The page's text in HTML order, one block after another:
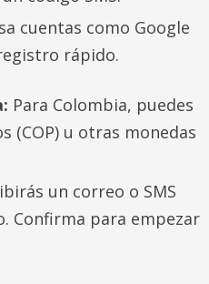
cuentas como Google
rápido.
Para Colombia, puedes
(COP) u otras monedas
un correo o SMS
Confirma para empezar